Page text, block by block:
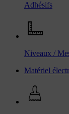
Adhésifs
Niveaux /
Matériel